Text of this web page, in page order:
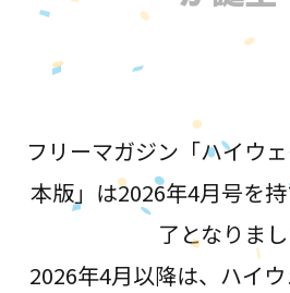
フリーマガジン「ハイウ
本版」は2026年4月号を
了となりまし
2026年4月以降は、ハイ